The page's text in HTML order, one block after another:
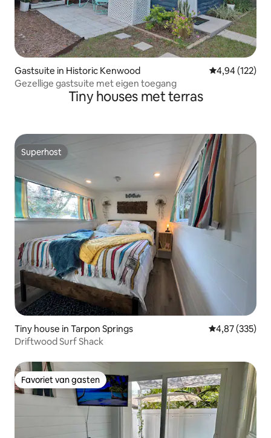
Gastsuite in Historic Kenwood Gemiddelde
4,94 (122)
Gezellige gastsuite met eigen toegang
Tiny houses met terras
Superhost
Superhost
Tiny house in Tarpon Springs Gemiddelde
4,87 (335)
Driftwood Surf Shack
Favoriet van gasten
Favoriet van gasten